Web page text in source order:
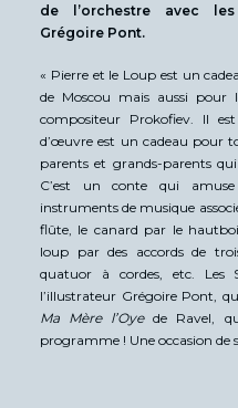
de l’orchestre avec
Grégoire Pont.
« Pierre et le Loup est un
de Moscou mais aussi pour
compositeur Prokofiev. Il
d’œuvre est un cadeau pour
parents et grands-parents
C’est un conte qui
instruments de musique
flûte, le canard par le
loup par des accords de
quatuor à cordes, etc. Les
l’illustrateur Grégoire Pont,
Ma Mère l’Oyede Ravel,
programme ! Une occasion de